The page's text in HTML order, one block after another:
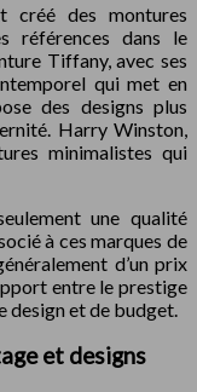
créé des montures
références dans le
Tiffany, avec ses
qui met en
des designs plus
Harry Winston,
minimalistes qui
une qualité
à ces marques de
d’un prix
entre le prestige
design et de budget.
et designs